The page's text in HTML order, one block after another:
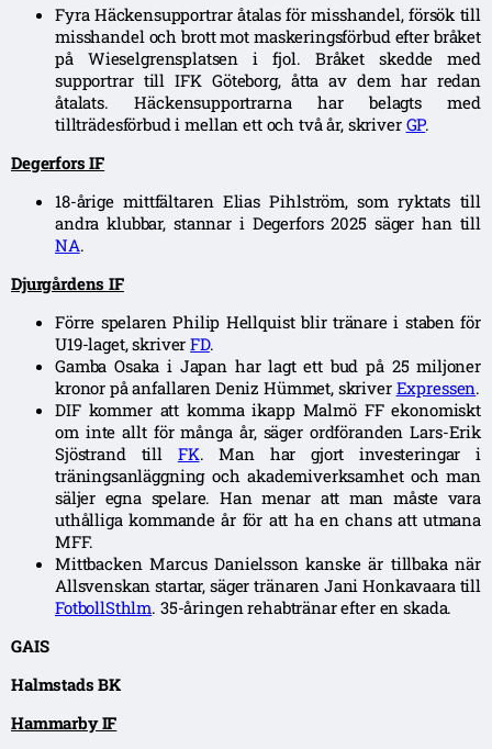
Fyra Häckensupportrar åtalas för misshandel, försök till
misshandel och brott mot maskeringsförbud efter bråket
på Wieselgrensplatsen i fjol. Bråket skedde med
supportrar till IFK Göteborg, åtta av dem har redan
åtalats. Häckensupportrarna har belagts med
tillträdesförbud i mellan ett och två år, skriver GP.
Degerfors IF
18-årige mittfältaren Elias Pihlström, som ryktats till
andra klubbar, stannar i Degerfors 2025 säger han till
NA.
Djurgårdens IF
Förre spelaren Philip Hellquist blir tränare i staben för
U19-laget, skriverFD.
Gamba Osaka i Japan har lagt ett bud på 25 miljoner
kronor på anfallaren Deniz Hümmet, skriver Expressen.
DIF kommer att komma ikapp Malmö FF ekonomiskt
om inte allt för många år, säger ordföranden Lars-Erik
Sjöstrand till FK. Man har gjort investeringar i
träningsanläggning och akademiverksamhet och man
säljer egna spelare. Han menar att man måste vara
uthålliga kommande år för att ha en chans att utmana
MFF.
Mittbacken Marcus Danielsson kanske är tillbaka när
Allsvenskan startar, säger tränaren Jani Honkavaara till
FotbollSthlm. 35-åringen rehabtränar efter en skada.
GAIS
Halmstads BK
Hammarby IF